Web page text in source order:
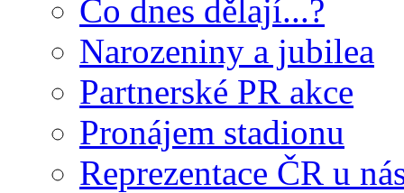
Co dnes dělají...?
Narozeniny a jubilea
Partnerské PR akce
Pronájem stadionu
Reprezentace ČR u